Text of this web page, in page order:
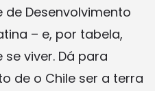
de Desenvolvimento
– e, por tabela,
viver. Dá para
de o Chile ser a terra